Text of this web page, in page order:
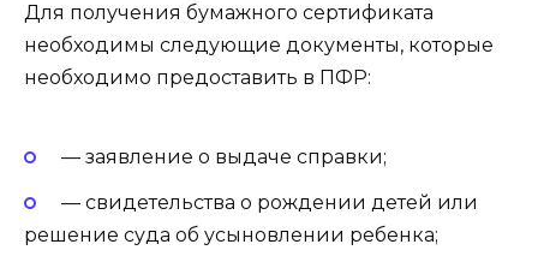
Для получения бумажного сертификата
необходимы следующие документы, которые
необходимо предоставить в ПФР:
— заявление о выдаче справки;
— свидетельства о рождении детей или
решение суда об усыновлении ребенка;